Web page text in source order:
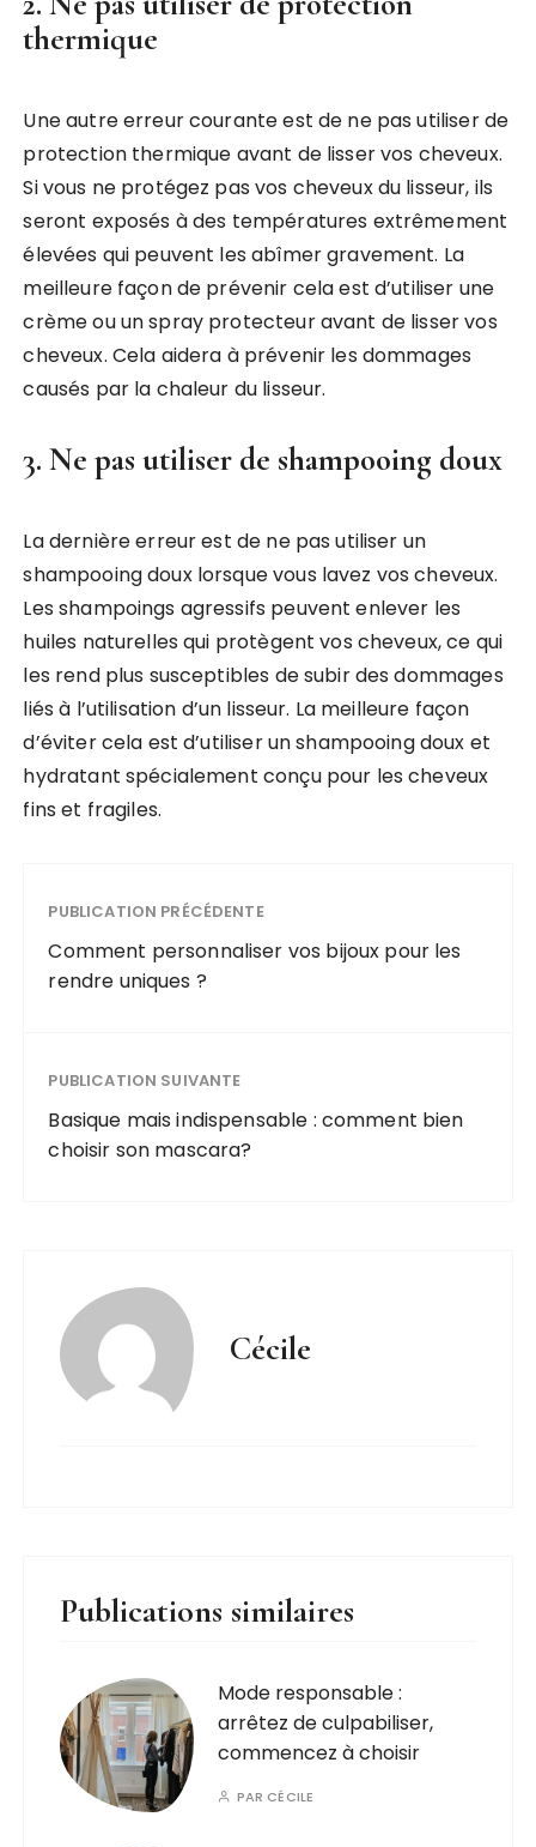
thermique
Une autre erreur courante est de ne pas utiliser de
protection thermique avant de lisser vos cheveux.
Si vous ne protégez pas vos cheveux du lisseur, ils
seront exposés à des températures extrêmement
élevées qui peuvent les abîmer gravement. La
meilleure façon de prévenir cela est d’utiliser une
crème ou un spray protecteur avant de lisser vos
cheveux. Cela aidera à prévenir les dommages
causés par la chaleur du lisseur.
3. Ne pas utiliser de shampooing doux
La dernière erreur est de ne pas utiliser un
shampooing doux lorsque vous lavez vos cheveux.
Les shampoings agressifs peuvent enlever les
huiles naturelles qui protègent vos cheveux, ce qui
les rend plus susceptibles de subir des dommages
liés à l’utilisation d’un lisseur. La meilleure façon
d’éviter cela est d’utiliser un shampooing doux et
hydratant spécialement conçu pour les cheveux
fins et fragiles.
PUBLICATION PRÉCÉDENTE
Comment personnaliser vos bijoux pour les
rendre uniques ?
PUBLICATION SUIVANTE
Basique mais indispensable : comment bien
choisir son mascara?
Cécile
Publications similaires
Mode responsable :
arrêtez de culpabiliser,
commencez à choisir
PAR CÉCILE